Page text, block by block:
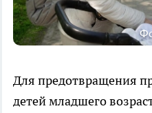
Для предотвращения
детей младшего